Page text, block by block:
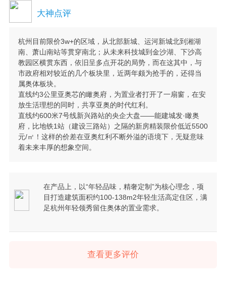
大神点评
杭州目前限价3w+的区域，从北部新城、运河新城北到湘湖
南、萧山南站等贯穿南北；从未来科技城到金沙湖、下沙高
教园区横贯东西，依旧呈多点开花的局势，而在这其中，与
市政府相对较近的几个板块里，近两年颇为抢手的，还得当
属奥体板块。
直线约3公里亚奥芯的瞰奥府，为置业者打开了一扇窗，在安
放生活理想的同时，共享亚奥的时代红利。
直线约600米7号线新兴路站的央企大盘——能建城发·瞰奥
府，比地铁1站（建设三路站）之隔的新房精装限价低近5500
元/㎡！这样的价差在亚奥红利不断外溢的语境下，无疑意味
着未来丰厚的想象空间。
在产品上，以“年轻品味，精奢定制”为核心理念，项
目打造建筑面积约100-138m2年轻生活高定住区，满
足杭州年轻领秀留住奥体的置业需求。
查看更多评价